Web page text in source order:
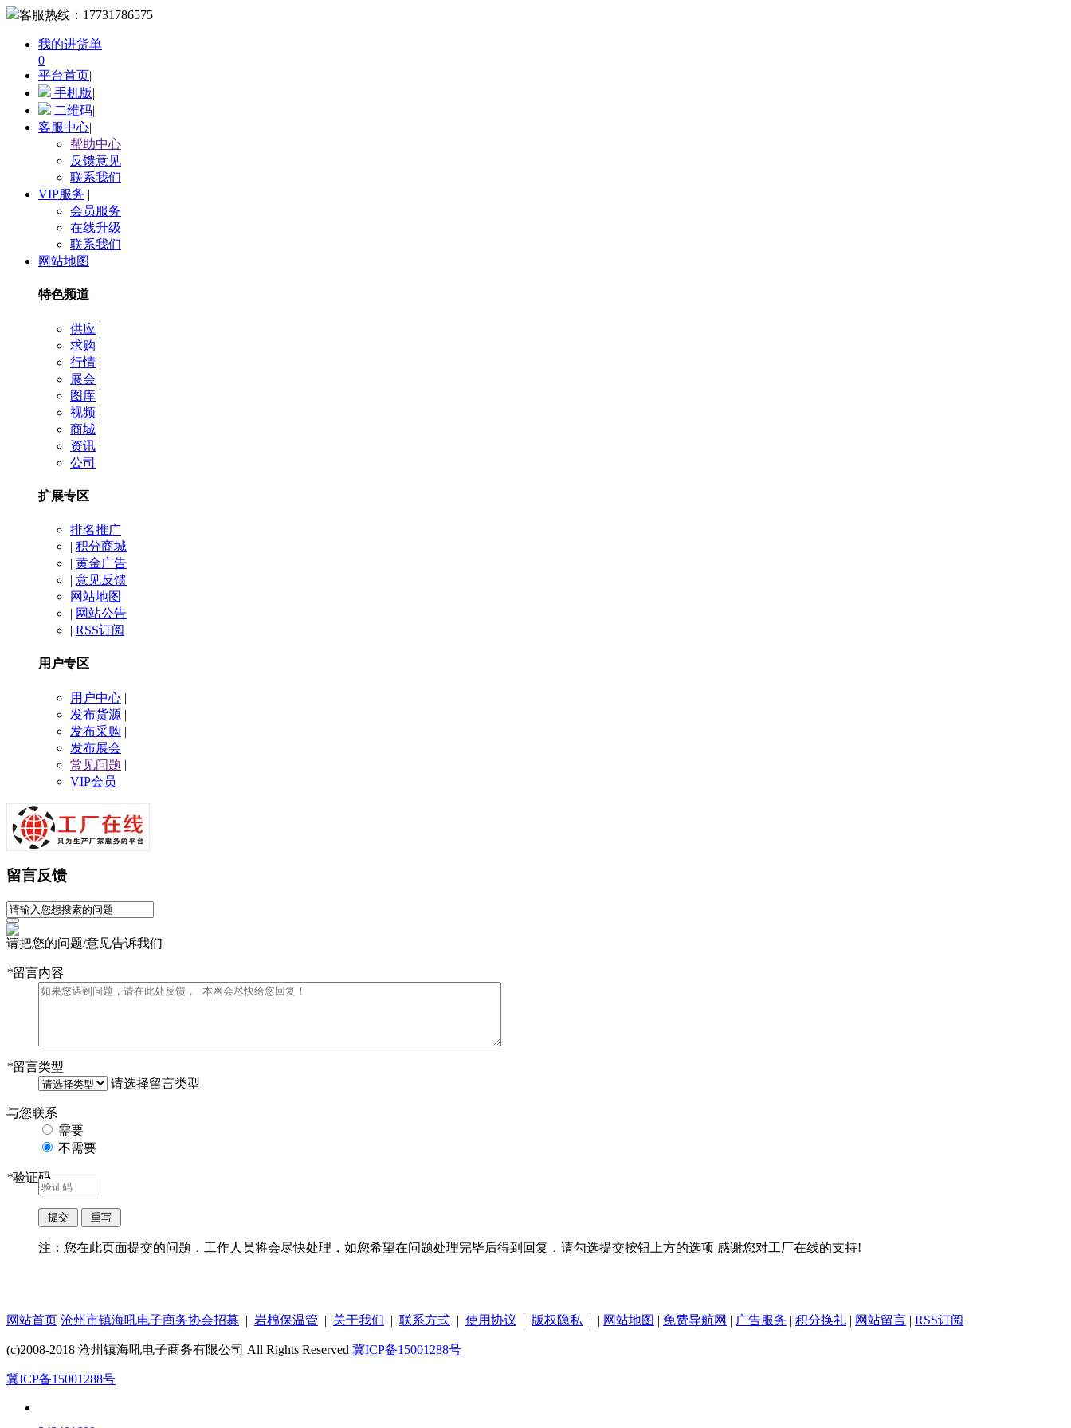
客服热线： 17731786575
我的进货单
0
平台首页|
手机版|
二维码|
客服中心|
帮助中心
反馈意见
联系我们
VIP服务 |
会员服务
在线升级
联系我们
网站地图
特色频道
供应 |
求购 |
行情 |
展会 |
图库 |
视频 |
商城 |
资讯 |
公司
扩展专区
排名推广
| 积分商城
| 黄金广告
| 意见反馈
网站地图
| 网站公告
| RSS订阅
用户专区
用户中心 |
发布货源 |
发布采购 |
发布展会
常见问题 |
VIP会员
留言反馈
请把您的问题/意见告诉我们
*留言内容
*留言类型
请选择留言类型
与您联系
需要
不需要
*验证码
注：您在此页面提交的问题，工作人员将会尽快处理，如您希望在问题处理完毕后得到回复，请勾选提交按钮上方的选项 感谢您对工厂在线的支持!
网站首页 沧州市镇海吼电子商务协会招募 | 岩棉保温管 | 关于我们 | 联系方式 | 使用协议 | 版权隐私 | | 网站地图 | 免费导航网 | 广告服务 | 积分换礼 | 网站留言 | RSS订阅
(c)2008-2018 沧州镇海吼电子商务有限公司 All Rights Reserved 冀ICP备15001288号
冀ICP备15001288号